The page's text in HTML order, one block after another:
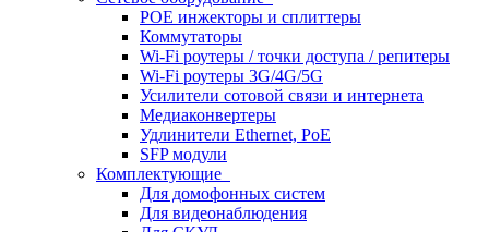
POE инжекторы и сплиттеры
Коммутаторы
Wi-Fi роутеры / точки доступа / репитеры
Wi-Fi роутеры 3G/4G/5G
Усилители сотовой связи и интернета
Медиаконвертеры
Удлинители Ethernet, PoE
SFP модули
Комплектующие
Для домофонных систем
Для видеонаблюдения